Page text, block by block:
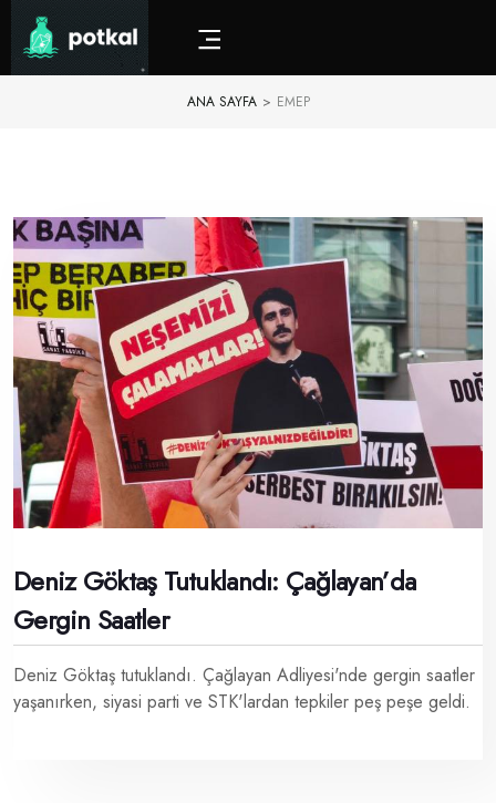
ANA SAYFA > EMEP
Deniz Göktaş Tutuklandı: Çağlayan’da
Gergin Saatler
Deniz Göktaş tutuklandı. Çağlayan Adliyesi'nde gergin saatler
yaşanırken, siyasi parti ve STK'lardan tepkiler peş peşe geldi.